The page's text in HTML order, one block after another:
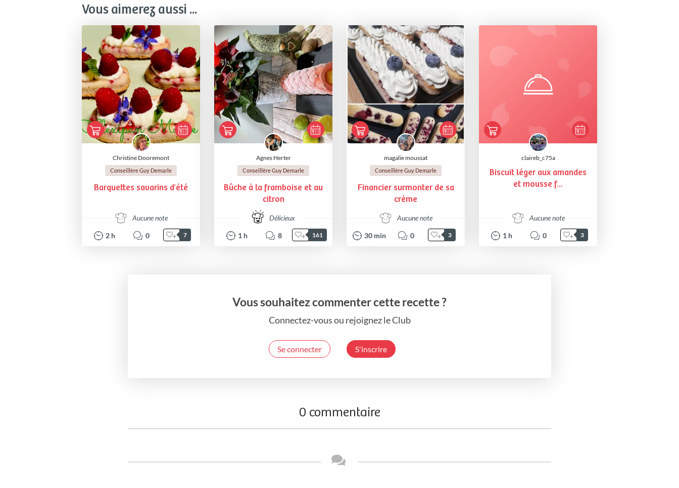
Vous aimerez aussi ...
Christine Dooremont
Conseillère Guy Demarle
Barquettes savarins d'été
Aucune note
2 h 0 7
Agnes Herter
Conseillère Guy Demarle
Bûche à la framboise et au
citron
Délicieux
1 h 8 161
magalie moussat
Conseillère Guy Demarle
Financier surmonter de sa
crème
Aucune note
30 min 0 3
claireb_c75a
Biscuit léger aux amandes
et mousse f...
Aucune note
1 h 0 3
Vous souhaitez commenter cette recette ?
Connectez-vous ou rejoignez le Club
Se connecter S'inscrire
0 commentaire